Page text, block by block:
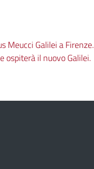
Meucci Galilei a Firenze.
ospiterà il nuovo Galilei.